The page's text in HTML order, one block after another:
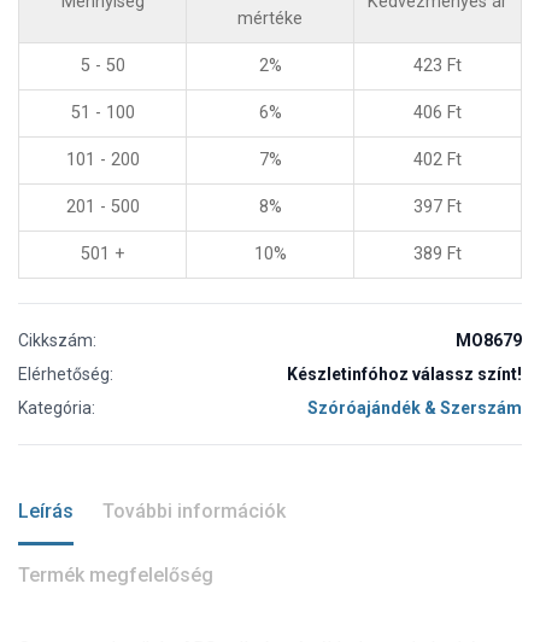
mértéke
5 - 50 2% 423 Ft
51 - 100 6% 406 Ft
101 - 200 7% 402 Ft
201 - 500 8% 397 Ft
501 + 10% 389 Ft
Cikkszám:
MO8679
Elérhetőség:
Készletinfóhoz válassz színt!
Kategória:
Szóróajándék & Szerszám
Leírás További információk
Termék megfelelőség